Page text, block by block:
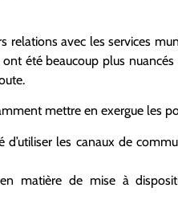
relations avec les services
été beaucoup plus nuancés
mettre en exergue les
les canaux de
matière de mise à